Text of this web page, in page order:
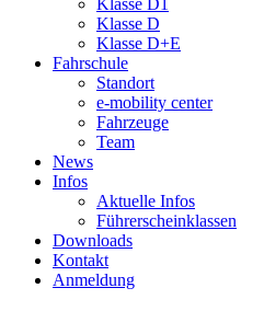
Klasse D1
Klasse D
Klasse D+E
Fahrschule
Standort
e-mobility center
Fahrzeuge
Team
News
Infos
Aktuelle Infos
Führerscheinklassen
Downloads
Kontakt
Anmeldung